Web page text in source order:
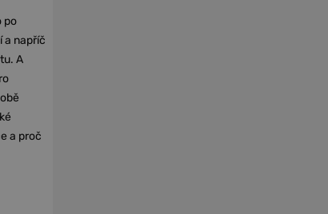
po
a napříč
A
a proč